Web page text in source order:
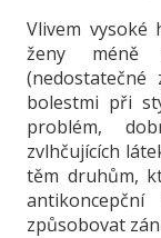
Vlivem
ženy méně
(nedostatečné
bolestmi při
problém,
zvlhčujících
těm druhům,
způsobovat